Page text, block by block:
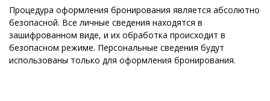
Процедура оформления бронирования является абсолютно
безопасной. Все личные сведения находятся в
зашифрованном виде, и их обработка происходит в
безопасном режиме. Персональные сведения будут
использованы только для оформления бронирования.